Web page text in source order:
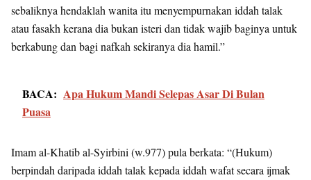
sebaliknya hendaklah wanita itu menyempurnakan iddah talak
atau fasakh kerana dia bukan isteri dan tidak wajib baginya untuk
berkabung dan bagi nafkah sekiranya dia hamil.”
BACA: Apa Hukum Mandi Selepas Asar Di Bulan
Puasa
Imam al-Khatib al-Syirbini (w.977) pula berkata: “(Hukum)
berpindah daripada iddah talak kepada iddah wafat secara ijmak